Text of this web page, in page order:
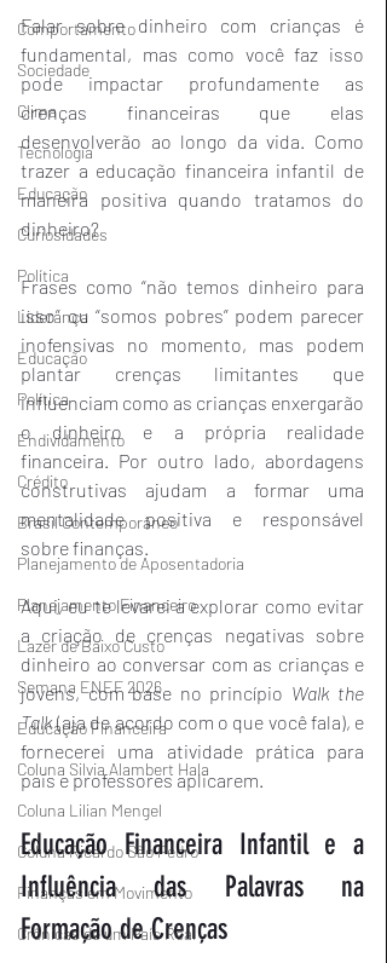
Comportamento
Sociedade
Clima
Tecnologia
Educação
Curiosidades
Política
Liderança
Educação
Política
Endividamento
Crédito
Brasil Contemporâneo
Planejamento de Aposentadoria
Planejamento Financeiro
Lazer de Baixo Custo
Semana ENEF 2026
Educação Financeira
Coluna Silvia Alambert Hala
Coluna Lilian Mengel
Coluna Ricardo São Pedro
Finanças em Movimento
Crônicas de um País Real
Falar sobre dinheiro com crianças é
fundamental, mas como você faz isso
pode impactar profundamente as
crenças financeiras que elas
desenvolverão ao longo da vida. Como
trazer a educação financeira infantil de
maneira positiva quando tratamos do
dinheiro?
Frases como “não temos dinheiro para
isso” ou “somos pobres” podem parecer
inofensivas no momento, mas podem
plantar crenças limitantes que
influenciam como as crianças enxergarão
o dinheiro e a própria realidade
financeira. Por outro lado, abordagens
construtivas ajudam a formar uma
mentalidade positiva e responsável
sobre finanças.
Aqui, eu te levarei a explorar como evitar
a criação de crenças negativas sobre
dinheiro ao conversar com as crianças e
jovens, com base no princípio Walk the
Talk (aja de acordo com o que você fala), e
fornecerei uma atividade prática para
pais e professores aplicarem.
Educação Financeira Infantil e a
Influência das Palavras na
Formação de Crenças